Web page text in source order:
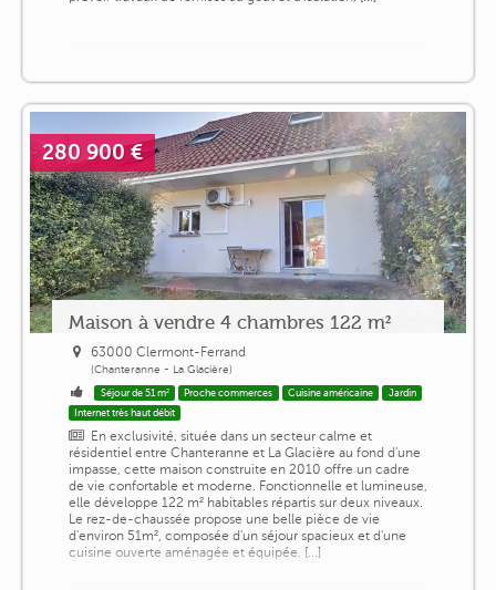
280 900 €
Maison à vendre 4 chambres 122 m²
63000 Clermont-Ferrand
(Chanteranne - La Glacière)
Séjour de 51 m² Proche commerces Cuisine américaine
Jardin
Internet très haut débit
En exclusivité, située dans un secteur calme et
résidentiel entre Chanteranne et La Glacière au fond d'une
impasse, cette maison construite en 2010 offre un cadre
de vie confortable et moderne. Fonctionnelle et lumineuse,
elle développe 122 m² habitables répartis sur deux niveaux.
Le rez-de-chaussée propose une belle pièce de vie
d'environ 51m², composée d'un séjour spacieux et d'une
cuisine ouverte aménagée et équipée. [...]